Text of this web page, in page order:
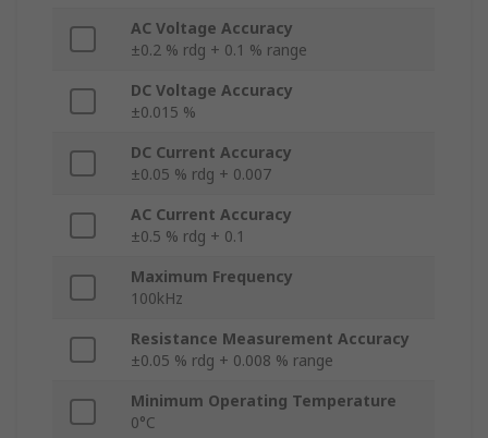
AC Voltage Accuracy
±0.2 % rdg + 0.1 % range
DC Voltage Accuracy
±0.015 %
DC Current Accuracy
±0.05 % rdg + 0.007
AC Current Accuracy
±0.5 % rdg + 0.1
Maximum Frequency
100kHz
Resistance Measurement Accuracy
±0.05 % rdg + 0.008 % range
Minimum Operating Temperature
0°C